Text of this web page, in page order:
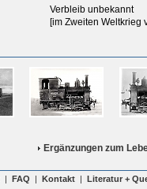
Verbleib unbekannt
[im Zweiten Weltkrieg
Ergänzungen zum
| FAQ | Kontakt | Literatur +